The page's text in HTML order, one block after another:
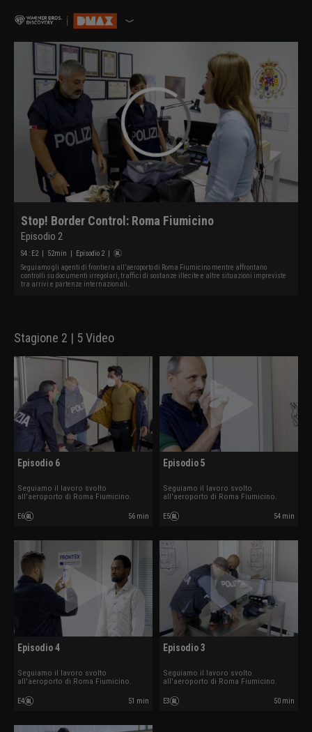
Stop! Border Control: Roma Fiumicino
Episodio 2
S4 : E2 | 52min | Episodio 2 |
Seguiamo gli agenti di frontiera all’aeroporto di Roma Fiumicino mentre affrontano
controlli su documenti irregolari, traffici di sostanze illecite e altre situazioni impreviste
tra arrivi e partenze internazionali.
Stagione 2 | 5 Video
Episodio 6
Seguiamo il lavoro svolto
all'aeroporto di Roma Fiumicino.
E6 56 min
Episodio 5
Seguiamo il lavoro svolto
all'aeroporto di Roma Fiumicino.
E5 54 min
Episodio 4
Seguiamo il lavoro svolto
all'aeroporto di Roma Fiumicino.
E4 51 min
Episodio 3
Seguiamo il lavoro svolto
all'aeroporto di Roma Fiumicino.
E3 50 min